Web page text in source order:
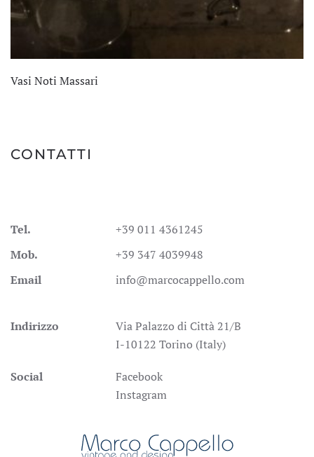
Vasi Noti Massari
CONTATTI
Tel.
+39 011 4361245
Mob.
+39 347 4039948
Email
info@marcocappello.com
Indirizzo
Via Palazzo di Città 21/B
I-10122 Torino (Italy)
Social
Facebook
Instagram